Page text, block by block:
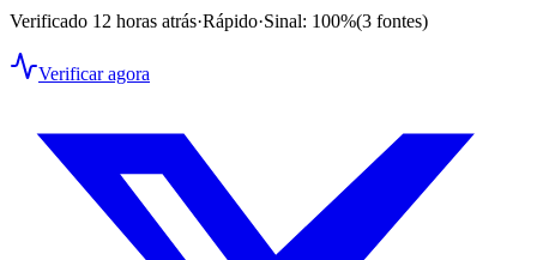
Verificado 12 horas atrás·Rápido·Sinal: 100%(3 fontes)
Verificar agora